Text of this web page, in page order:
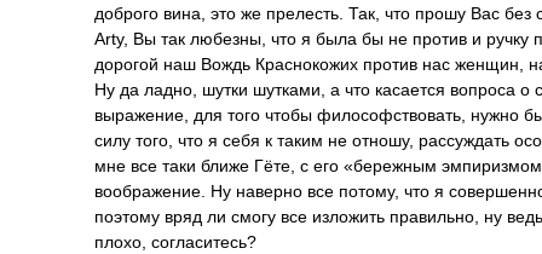
доброго вина, это же прелесть. Так, что прошу Вас без
Arty, Вы так любезны, что я была бы не против и ручку
дорогой наш Вождь Краснокожих против нас женщин,
Ну да ладно, шутки шутками, а что касается вопроса о
выражение, для того чтобы философствовать, нужно
силу того, что я себя к таким не отношу, рассуждать
мне все таки ближе Гёте, с его «бережным
воображение. Ну наверно все потому, что я
поэтому вряд ли смогу все изложить правильно, ну
плохо, согласитесь?